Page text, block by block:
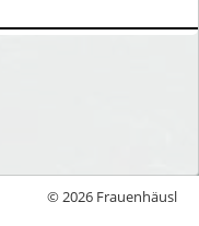
© 2026 Frauenhäusl